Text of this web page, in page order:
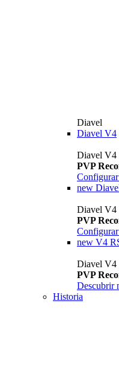
Diavel
Diavel V4
Diavel V4
PVP
Configurar
new
Diavel V4
PVP
Configurar
new V4
Diavel V4
PVP
Descubrir
Historia